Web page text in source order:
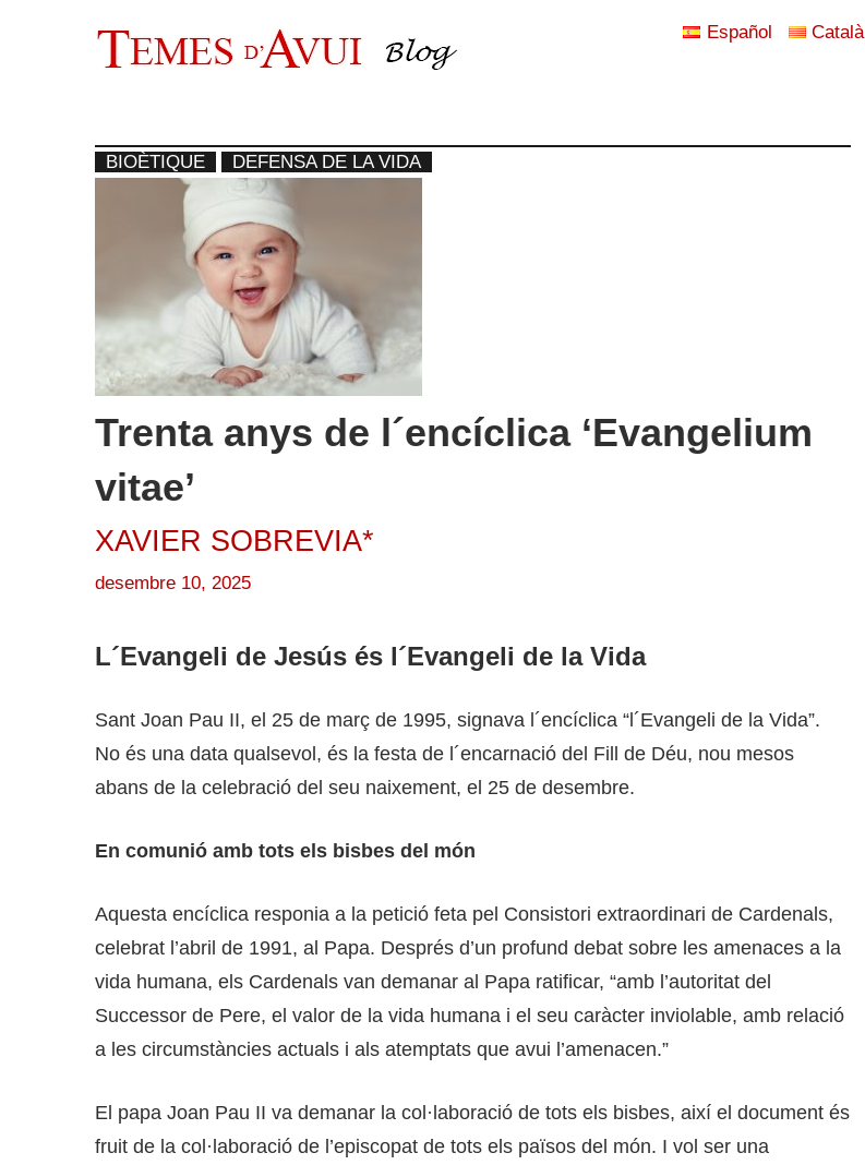
al
Español Català
BIOÈTIQUE DEFENSA DE LA VIDA
Trenta anys de l´encíclica ‘Evangelium
vitae’
XAVIER SOBREVIA*
desembre 10, 2025
L´Evangeli de Jesús és l´Evangeli de la Vida
Sant Joan Pau II, el 25 de març de 1995, signava l´encíclica “l´Evangeli de la Vida”.
No és una data qualsevol, és la festa de l´encarnació del Fill de Déu, nou mesos
abans de la celebració del seu naixement, el 25 de desembre.
En comunió amb tots els bisbes del món
Aquesta encíclica responia a la petició feta pel Consistori extraordinari de Cardenals,
celebrat l’abril de 1991, al Papa. Després d’un profund debat sobre les amenaces a la
vida humana, els Cardenals van demanar al Papa ratificar, “amb l’autoritat del
Successor de Pere, el valor de la vida humana i el seu caràcter inviolable, amb relació
a les circumstàncies actuals i als atemptats que avui l’amenacen.”
El papa Joan Pau II va demanar la col·laboració de tots els bisbes, així el document és
fruit de la col·laboració de l’episcopat de tots els països del món. I vol ser una